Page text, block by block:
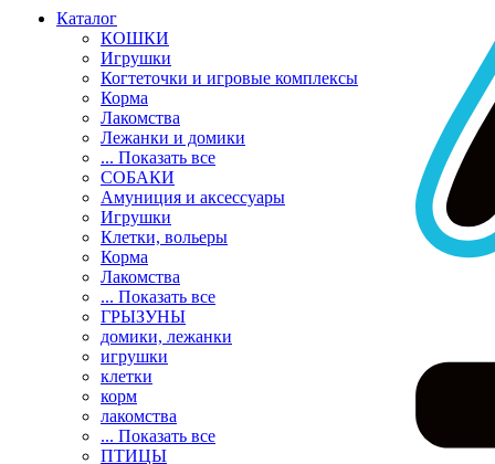
Каталог
КОШКИ
Игрушки
Когтеточки и игровые комплексы
Корма
Лакомства
Лежанки и домики
... Показать все
СОБАКИ
Амуниция и аксессуары
Игрушки
Клетки, вольеры
Корма
Лакомства
... Показать все
ГРЫЗУНЫ
домики, лежанки
игрушки
клетки
корм
лакомства
... Показать все
ПТИЦЫ